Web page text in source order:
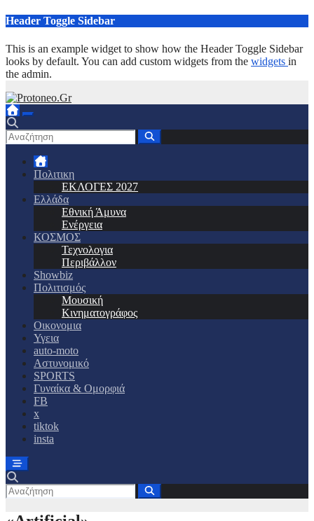
Μετάβαση
περιεχόμενο
Header Toggle Sidebar
This is an example widget to show how the Header Toggle Sidebar
looks by default. You can add custom widgets from the widgets in
the admin.
Πολιτικη
ΕΚΛΟΓΕΣ 2027
Ελλάδα
Εθνική Άμυνα
Ενέργεια
ΚΟΣΜΟΣ
Τεχνολογια
Περιβάλλον
Showbiz
Πολιτισμός
Μουσική
Κινηματογράφος
Οικονομια
Υγεια
auto-moto
Αστυνομικό
SPORTS
Γυναίκα & Ομορφιά
FB
x
tiktok
insta